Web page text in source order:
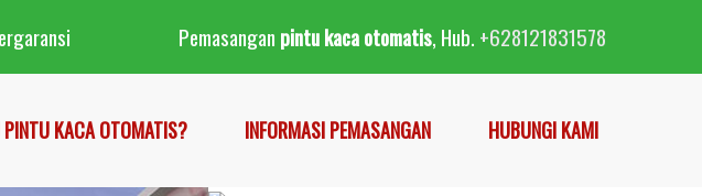
Pemasangan pintu kaca otomatis, Hub. +628121831578
KACA OTOMATIS? INFORMASI PEMASANGAN HUBUNGI KAMI